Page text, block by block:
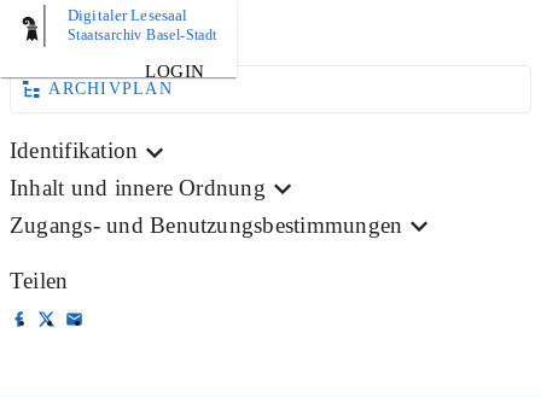
Digitaler Lesesaal
Staatsarchiv Basel-Stadt
LOGIN
BILD
ARCHIVPLAN
Identifikation
Inhalt und innere Ordnung
Zugangs- und Benutzungsbestimmungen
Teilen